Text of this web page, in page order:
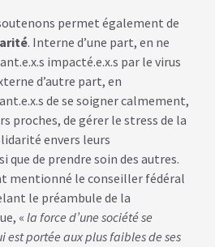
permet également de
. Interne d’une part, en ne
impacté.e.x.s par le virus
d’autre part, en
de se soigner calmement,
proches, de gérer le stress de la
envers leurs
que de prendre soin des autres.
mentionné le conseiller fédéral
le préambule de la
« la force d’une société se
est portée aux plus faibles de ses